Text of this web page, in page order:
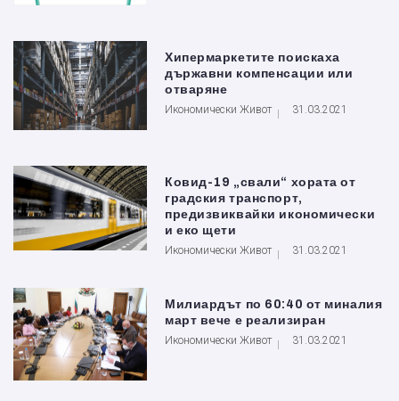
Хипермаркетите поискаха
държавни компенсации или
отваряне
Икономически Живот 31.03.2021
Ковид-19 „свали“ хората от
градския транспорт,
предизвиквайки икономически
и еко щети
Икономически Живот 31.03.2021
Милиардът по 60:40 от миналия
март вече е реализиран
Икономически Живот 31.03.2021